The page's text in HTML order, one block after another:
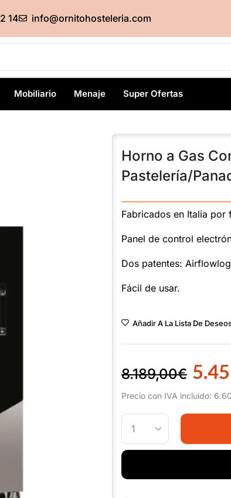
14 info@ornitohosteleria.com
Mobiliario Menaje Super Ofertas
Horno a Gas
Pastelería/
Fabricados en Italia
Panel de control
Dos patentes:
Fácil de usar.
Añadir A La Lista De
8.189,00€
Precio con IVA incluido: